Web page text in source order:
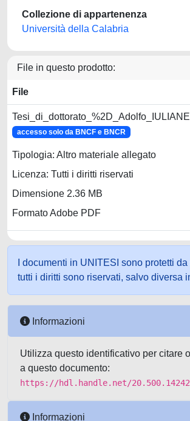
Collezione di appartenenza
Università della Calabria
File in questo prodotto:
File
accesso solo da BNCF e BNCR
Tipologia: Altro materiale allegato
Licenza: Tutti i diritti riservati
Dimensione 2.36 MB
Formato Adobe PDF
I documenti in UNITESI sono protetti
tutti i diritti sono riservati, salvo diversa
Informazioni
Utilizza questo identificativo per citare
a questo documento:
https://hdl.handle.net/
Informazioni